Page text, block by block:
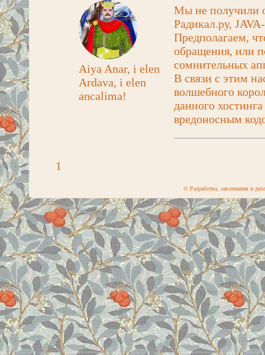
Aiya Anar, i elen
Ardava, i elen
ancalima!
Мы не получили
Радикал.ру,
Предполагаем,
обращения, или
сомнительных
В связи с этим
волшебного
данного
вредоносным
1
© Разработка, заклинания и